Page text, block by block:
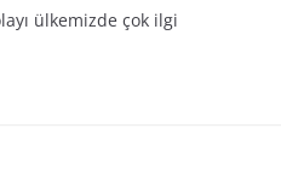
ülkemizde çok ilgi